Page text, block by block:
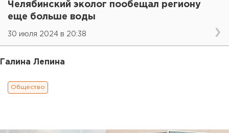
Челябинский эколог пообещал региону
еще больше воды
30 июля 2024 в 20:38
Галина Лепина
Общество